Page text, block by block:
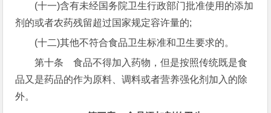
(十一)含有未经国务院卫生行政部门批准使用的添加
剂的或者农药残留超过国家规定容许量的;
(十二)其他不符合食品卫生标准和卫生要求的。
第十条 食品不得加入药物，但是按照传统既是食
品又是药品的作为原料、调料或者营养强化剂加入的除
外。